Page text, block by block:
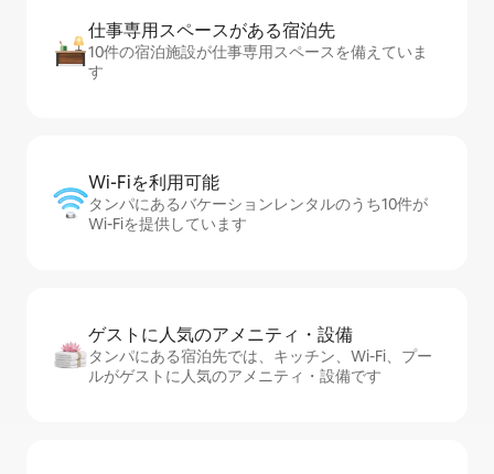
仕事専用ス⁠ペ⁠ー⁠スがあ⁠る宿⁠泊⁠先
10件の宿泊施設が仕事専用スペースを備えていま
す
Wi-Fiを利⁠用⁠可⁠能
タンパにあるバケーションレンタルのうち10件が
Wi-Fiを提供しています
ゲストに人⁠気⁠のア⁠メ⁠ニ⁠テ⁠ィ・設⁠備
タンパにある宿泊先では、キッチン、Wi-Fi、プー
ルがゲストに人気のアメニティ・設備です